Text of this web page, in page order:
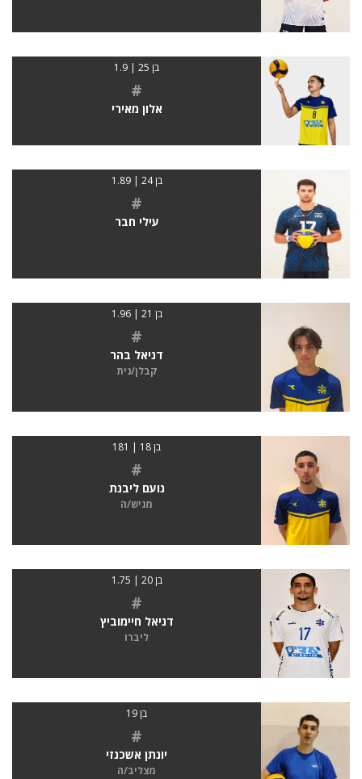
בן 25 | 1.9
#
אלון מאירי
בן 24 | 1.89
#
עילי חבר
בן 21 | 1.96
#
דניאל בהר
קבלן/נית
בן 18 | 181
#
נועם ליבנת
מגיש/ה
בן 20 | 1.75
#
דניאל חיימוביץ
ליברו
בן 19
#
יונתן אשכנזי
מצליב/ה